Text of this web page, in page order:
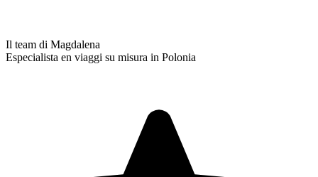
Il team di Magdalena
Especialista en viaggi su misura in Polonia